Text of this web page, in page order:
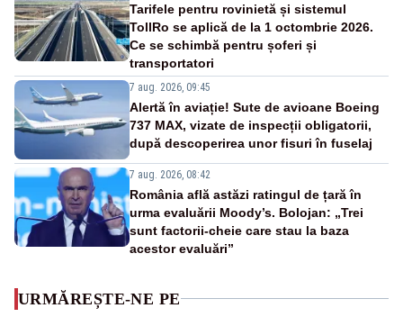
Tarifele pentru rovinietă și sistemul
TollRo se aplică de la 1 octombrie 2026.
Ce se schimbă pentru șoferi și
transportatori
7 aug. 2026, 09:45
Alertă în aviație! Sute de avioane Boeing
737 MAX, vizate de inspecții obligatorii,
după descoperirea unor fisuri în fuselaj
7 aug. 2026, 08:42
România află astăzi ratingul de țară în
urma evaluării Moody’s. Bolojan: „Trei
sunt factorii-cheie care stau la baza
acestor evaluări”
URMĂREȘTE-NE PE